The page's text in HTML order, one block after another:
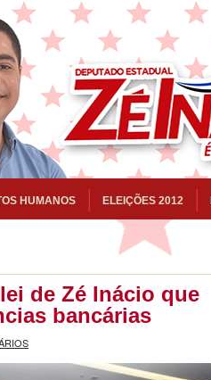
HUMANOS ELEIÇÕES 2012
de Zé Inácio que
bancárias